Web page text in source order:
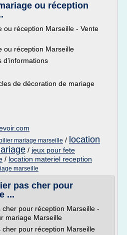
ou réception
ou réception Marseille - Vente
ou réception Marseille
d'informations
de décoration de mariage
mariage marseille / location
/ jeux pour fete
/ location materiel reception
marseille
pas cher pour
...
pour réception Marseille -
mariage Marseille
pour réception Marseille